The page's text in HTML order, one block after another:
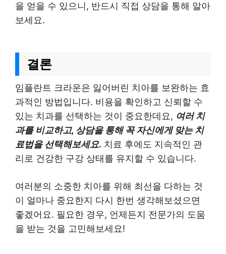
을 얻을 수 있으니, 반드시 직접 상담을 통해 알아
보세요.
결론
임플란트 크라운은 잃어버린 치아를 보완하는 효
과적인 방법입니다. 비용을 확인하고 신뢰할 수
있는 치과를 선택하는 것이 중요한데요, 여러 치
과를 비교하고, 상담을 통해 꼭 자신에게 맞는 치
료법을 선택해보세요. 치료 후에도 지속적인 관
리로 건강한 구강 상태를 유지할 수 있습니다.
여러분의 소중한 치아를 위해 최선을 다하는 것
이 얼마나 중요한지 다시 한번 생각해보셨으면
좋겠어요. 필요한 경우, 언제든지 전문가의 도움
을 받는 것을 고민해보세요!